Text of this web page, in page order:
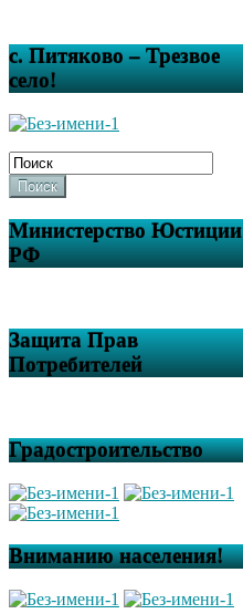
с. Питяково – Трезвое
село!
Поиск
Министерство Юстиции
РФ
Защита Прав
Потребителей
Градостроительство
Вниманию населения!